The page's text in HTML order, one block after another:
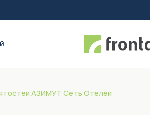
гостей АЗИМУТ Сеть Отелей